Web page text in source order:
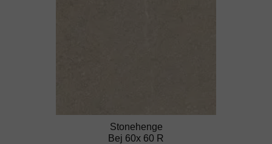
Stonehenge
Bej 60x 60 R